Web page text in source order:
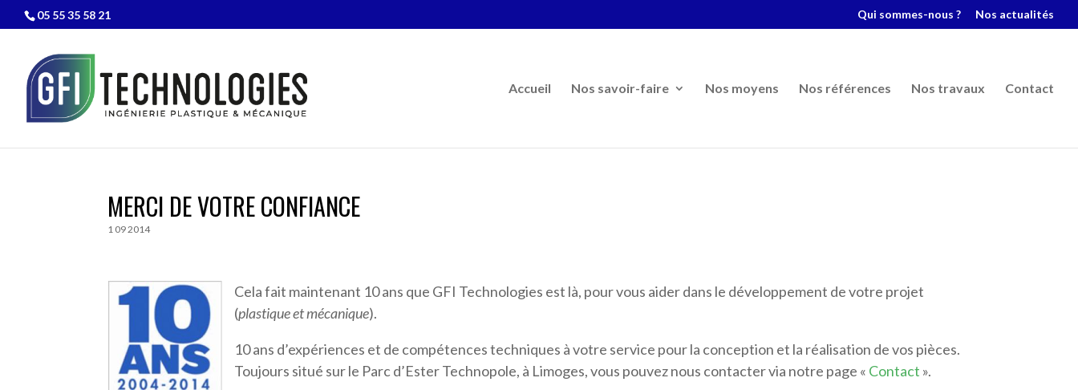
05 55 35 58 21 Qui sommes-nous ? Nos actualités
Accueil Nos savoir-faire Nos moyens Nos références Nos travaux Contact
MERCI DE VOTRE CONFIANCE
1 09 2014
Cela fait maintenant 10 ans que GFI Technologies est là, pour vous aider dans le développement de votre projet
(plastique et mécanique).
10 ans d’expériences et de compétences techniques à votre service pour la conception et la réalisation de vos pièces.
Toujours situé sur le Parc d’Ester Technopole, à Limoges, vous pouvez nous contacter via notre page « Contact ».